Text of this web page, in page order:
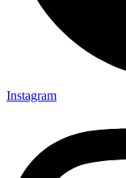
Instagram